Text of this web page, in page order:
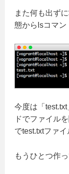
また何も出ず
態からlsコマン
今度は「
ドでファイル
でtest.txtファ
もうひとつ作